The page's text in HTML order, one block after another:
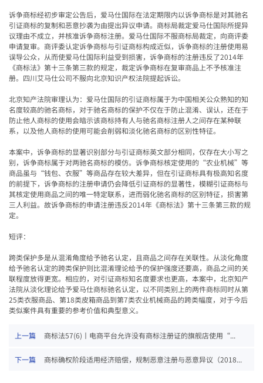
诉争商标经初步审定公告后，爱马仕国际在法定期限内以诉争商标是对其驰名
引证商标的复制和恶意抄袭为由提出异议申请。商标局裁定爱马仕国际所提异
议理由不成立，并核准诉争商标注册。爱马仕国际不服商标局裁定，向商评委
申请复审。商评委认定诉争商标与引证商标构成近似，诉争商标的注册使用易
误导公众，从而使爱马仕国际利益受到损害，诉争商标的注册违反了2014年
《商标法》第十三条第三款的规定，裁定诉争商标在复审商品上不予核准注
册。四川艾马仕公司不服向北京知识产权法院提起诉讼。
北京知产法院审理认为：爱马仕国际的引证商标属于为中国相关公众熟知的知
名度较高的驰名商标，对于驰名商标的保护不仅在于防止混淆、误认，还在于
防止他人商标的使用会暗示该商标持有人与驰名商标注册人之间存在某种联
系，以及他人商标的使用可能会削弱和淡化驰名商标的区别性特征。
本案中，诉争商标的显著识别部分与引证商标英文部分相同，仅存在大小写之
别，诉争商标属于对两驰名商标的模仿。诉争商标核定使用的 “农业机械” 等
商品虽与 “钱包、衣服” 等商品存在较大差异，但在引证商标具有极高知名度
的前提下，诉争商标的注册申请仍会降低引证商标的显著性，模糊引证商标与
其核定使用商品之间的唯一特定联系，进而弱化驰名商标的区别特征，损害第
三人利益。故诉争商标的申请注册违反2014年《商标法》第十三条第三款的规
定。
短评：
跨类保护多是从混淆角度给予驰名认定，且商品之间存在关联性。从淡化角度
给予驰名认定的跨类保护则比混淆理论给予的保护强度还要高，商品之间的关
联程度放得更宽。相应的，对引证商标知名度要求也更高，本案中，北京知产
法院从淡化理论给予爱马仕商标驰名认定，以不同类别上的两件商标同时从第
25类衣服商品、第18类皮箱商品到第7类农业机械商品的跨类幅度，对于今后
类似案件具有重要的参考价值和典型意义。
上一篇 商标法57(6)丨电商平台允许没有商标注册证的旗舰店使用“...
下一篇 商标确权阶段适用经济赔偿，规制恶意注册与恶意异议（2018...